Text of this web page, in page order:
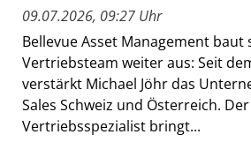
09.07.2026, 09:27 Uhr
Bellevue Asset Management baut
Vertriebsteam weiter aus: Seit
verstärkt Michael Jöhr das
Sales Schweiz und Österreich.
Vertriebsspezialist bringt...